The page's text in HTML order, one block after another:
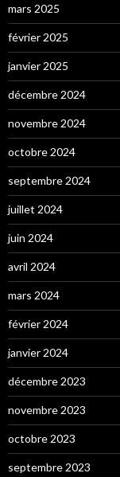
mars 2025
février 2025
janvier 2025
décembre 2024
novembre 2024
octobre 2024
septembre 2024
juillet 2024
juin 2024
avril 2024
mars 2024
février 2024
janvier 2024
décembre 2023
novembre 2023
octobre 2023
septembre 2023